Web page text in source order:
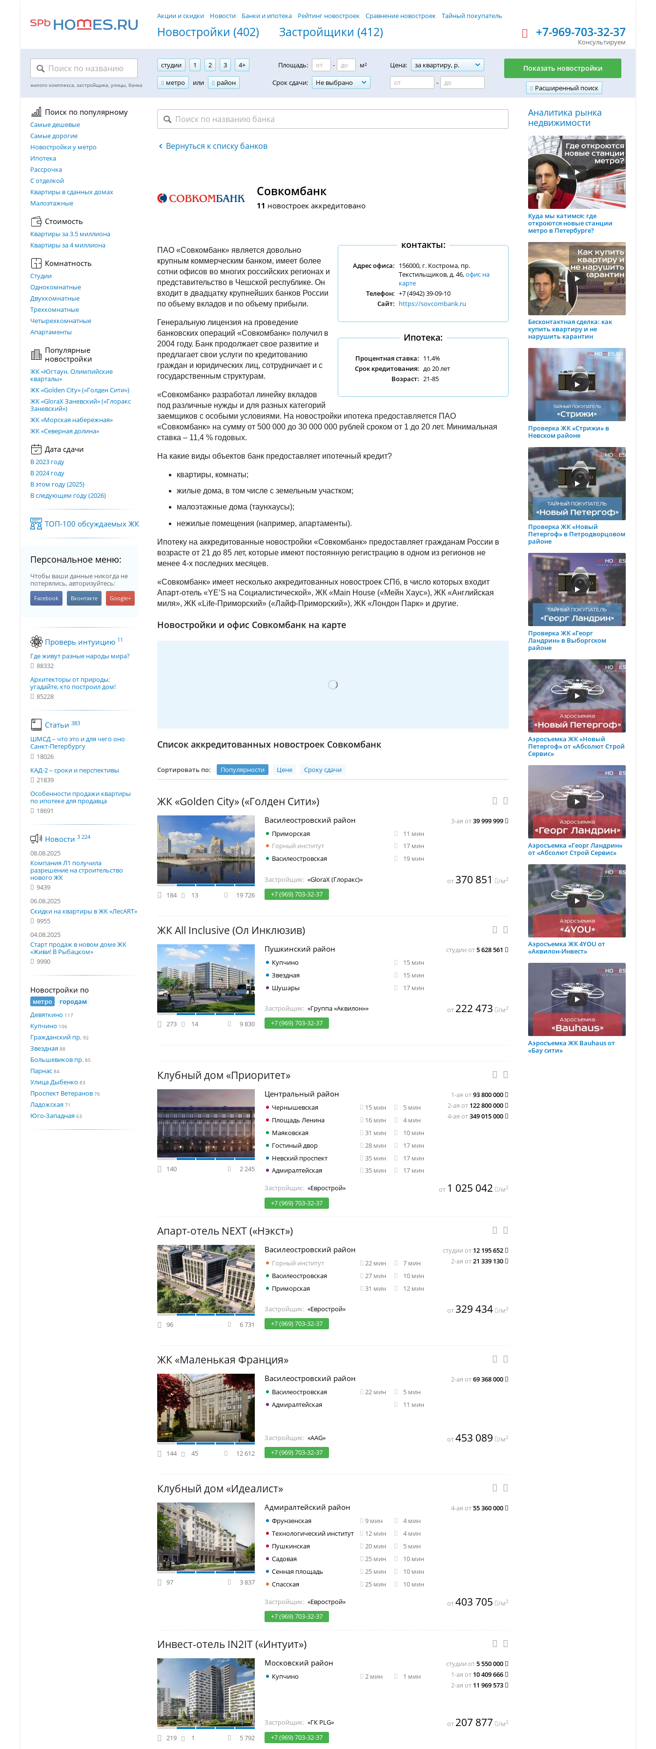
Акции и скидки Новости Банки и ипотека Рейтинг новостроек Сравнение новостроек Тайный покупатель
Новостройки (402) Застройщики (412) +7-969-703-32-37
Консультируем
студии 1 2 3
4+
метро
или район
Площадь: -
м²
Срок сдачи:
Не выбрано
Цена:
за квартиру, р.
-
Расширенный поиск
Показать новостройки
Поиск по популярному
Самые дешевые
Самые дорогие
Новостройки у метро
Ипотека
Рассрочка
С отделкой
Квартиры в сданных домах
Малоэтажные
Стоимость
Квартиры за 3.5 миллиона
Квартиры за 4 миллиона
Комнатность
Студии
Однокомнатные
Двухкомнатные
Трехкомнатные
Четырехкомнатные
Апартаменты
Популярные
новостройки
ЖК «Югтаун. Олимпийские
кварталы»
ЖК «Golden City» («Голден Сити»)
ЖК «GloraX Заневский»​ («Глоракс
Заневский»)
ЖК «Морская набережная»
ЖК «Северная долина»
Дата сдачи
В 2023 году
В 2024 году
В этом году (2025)
В следующем году (2026)
ТОП-100 обсуждаемых ЖК
Персональное меню:
Чтобы ваши данные никогда не
потерялись, авторизуйтесь:
Проверь интуицию 11
Где живут разные народы мира?
88332
Архитекторы от природы:
угадайте, кто построил дом!
85228
Статьи 383
ШМСД – что это и для чего оно
Санкт-Петербургу
18026
КАД-2 – сроки и перспективы
21839
Особенности продажи квартиры
по ипотеке для продавца
18691
Новости 3 224
08.08.2025
Компания Л1 получила
разрешение на строительство
нового ЖК
9439
06.08.2025
Скидки на квартиры в ЖК «ЛесART»
9955
04.08.2025
Старт продаж в новом доме ЖК
«Живи! В Рыбацком»
9990
Новостройки по
метро
городам
Девяткино 117
Купчино 106
Гражданский пр. 92
Звездная 88
Большевиков пр. 85
Парнас 84
Улица Дыбенко 83
Проспект Ветеранов 76
Ладожская 71
Юго-Западная 63
Вернуться к списку банков
Совкомбанк
11 новостроек аккредитовано
контакты:
Адрес офиса: 156000, г. Кострома, пр.
Текстильщиков, д. 46,офис на
карте
Телефон: +7 (4942) 39-09-10
Сайт: https://sovcombank.ru
Ипотека:
Процентная ставка: 11,4%
Срок кредитования: до 20 лет
Возраст: 21-85
ПАО «Совкомбанк» является довольно
крупным коммерческим банком, имеет более
сотни офисов во многих российских регионах и
представительство в Чешской республике. Он
входит в двадцатку крупнейших банков России
по объему вкладов и по объему прибыли.
Генеральную лицензия на проведение
банковских операций «Совкомбанк» получил в
2004 году. Банк продолжает свое развитие и
предлагает свои услуги по кредитованию
граждан и юридических лиц, сотрудничает и с
государственным структурам.
«Совкомбанк» разработал линейку вкладов
под различные нужды и для разных категорий
заемщиков с особыми условиями. На новостройки ипотека предоставляется ПАО
«Совкомбанк» на сумму от 500 000 до 30 000 000 рублей сроком от 1 до 20 лет. Минимальная
ставка – 11,4 % годовых.
На какие виды объектов банк предоставляет ипотечный кредит?
квартиры, комнаты;
жилые дома, в том числе с земельным участком;
малоэтажные дома (таунхаусы);
нежилые помещения (например, апартаменты).
Ипотеку на аккредитованные новостройки «Совкомбанк» предоставляет гражданам России в
возрасте от 21 до 85 лет, которые имеют постоянную регистрацию в одном из регионов не
менее 4-х последних месяцев.
«Совкомбанк» имеет несколько аккредитованных новостроек СПб, в число которых входит
Апарт-отель «YE’S на Социалистической», ЖК «Main House («Мейн Хаус»), ЖК «Английская
миля», ЖК «Life-Приморский» («Лайф-Приморский»), ЖК «Лондон Парк» и другие.
Новостройки и офис Совкомбанк на карте
Список аккредитованных новостроек Совкомбанк
Сортировать по: Популярности Цене Сроку сдачи
ЖК «Golden City» («Голден Сити»)
19 726
184 13
Василеостровский район
Приморская
11 мин
Горный институт
17 мин
Василеостровская
19 мин
3-ая от39 999 999
от 370 851 /м2
Застройщик: «GloraX (Глоракс)»
+7 (969) 703-32-37
ЖК All Inclusive (Ол Инклюзив)
9 830
273 14
Пушкинский район
Купчино
15 мин
Звездная
15 мин
Шушары
17 мин
студии от5 628 561
от 222 473 /м2
Застройщик: «Группа «Аквилон»»
+7 (969) 703-32-37
Клубный дом «Приоритет»
2 245
140
Центральный район
Чернышевская 15 мин
5 мин
Площадь Ленина
16 мин
4 мин
Маяковская
31 мин
10 мин
Гостиный двор
28 мин
17 мин
Невский проспект
35 мин
17 мин
Адмиралтейская
35 мин 17 мин
1-ая от93 800 000
2-ая от 122 800 000
4-ая от349 015 000
от 1 025 042 /м2
Застройщик: «Еврострой»
+7 (969) 703-32-37
Апарт-отель NEXT («Нэкст»)
6 731
96
Василеостровский район
Горный институт 22 мин
7 мин
Василеостровская
27 мин
10 мин
Приморская
31 мин 12 мин
студии от 12 195 652
2-ая от21 339 130
от 329 434 /м2
Застройщик: «Еврострой»
+7 (969) 703-32-37
ЖК «Маленькая Франция»
12 612
144 45
Василеостровский район
Василеостровская 22 мин
5 мин
Адмиралтейская
11 мин
2-ая от69 368 000
от453 089 /м2
Застройщик: «AAG»
+7 (969) 703-32-37
Клубный дом «Идеалист»
3 837
97
Адмиралтейский район
Фрунзенская 9 мин
4 мин
Технологический институт
12 мин
4 мин
Пушкинская
20 мин
5 мин
Садовая
25 мин
10 мин
Сенная площадь
25 мин
10 мин
Спасская
25 мин 10 мин
4-ая от55 360 000
от403 705 /м2
Застройщик: «Еврострой»
+7 (969) 703-32-37
Инвест-отель IN2IT («Интуит»)
5 792
219 1
Московский район
Купчино 2 мин 1 мин
студии от5 550 000
1-ая от 10 409 666
2-ая от 11 969 573
от 207 877 /м2
Застройщик: «ГК PLG»
+7 (969) 703-32-37
Аналитика рынка
недвижимости
Куда мы катимся: где
откроются новые станции
метро в Петербурге?
Бесконтактная сделка: как
купить квартиру и не
нарушить карантин
Проверка ЖК «Стрижи» в
Невском районе
Проверка ЖК «Новый
Петергоф» в Петродворцовом
районе
Проверка ЖК «Георг
Ландрин» в Выборгском
районе
Аэросъемка ЖК «Новый
Петергоф» от «Абсолют Строй
Сервис»
Аэросъемка «Георг Ландрин»
от «Абсолют Строй Сервис»
Аэросъемка ЖК 4YOU от
«Аквилон-Инвест»
Аэросъемка ЖК Bauhaus от
«Бау сити»